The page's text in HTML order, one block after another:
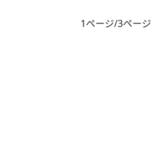
1ページ/3ページ